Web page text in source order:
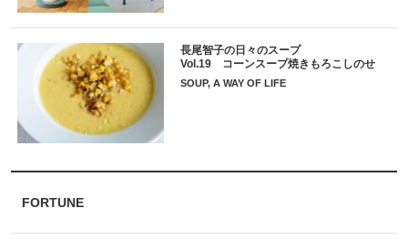
長尾智子の日々のスープ
Vol.19 コーンスープ焼きもろこしのせ
SOUP, A WAY OF LIFE
FORTUNE